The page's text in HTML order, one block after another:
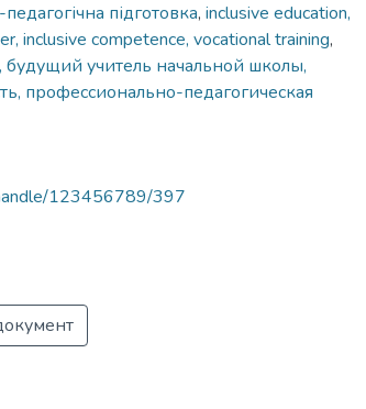
підготовка, inclusive education,
inclusive competence, vocational training,
учитель начальной школы,
профессионально-педагогическая
123456789/397